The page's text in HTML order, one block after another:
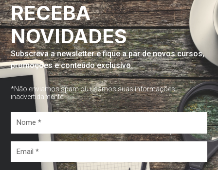
RECEBA
NOVIDADES
Subscreva a newsletter e fique a par de novos cursos,
promoções e conteúdo exclusivo.
*Não enviamos spam ou usamos suas informações
inadvertidamente